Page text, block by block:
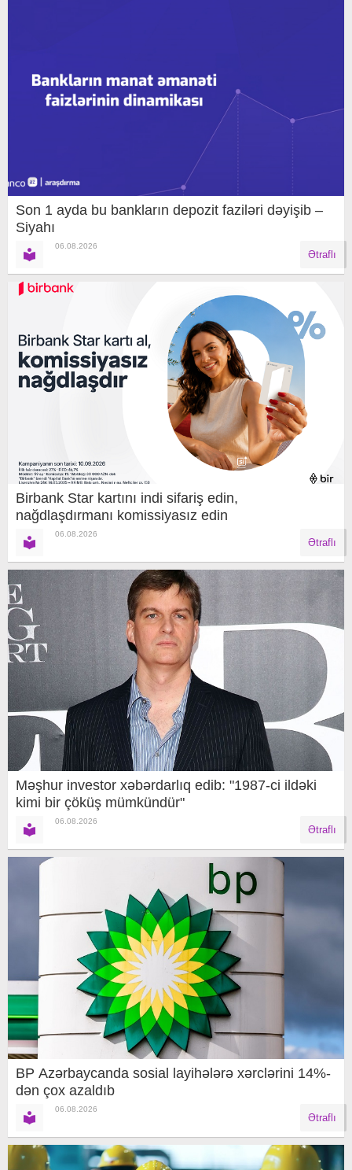
Son 1 ayda bu bankların depozit faziləri dəyişib –
Siyahı
06.08.2026
Ətraflı
Birbank Star kartını indi sifariş edin,
nağdlaşdırmanı komissiyasız edin
06.08.2026
Ətraflı
Məşhur investor xəbərdarlıq edib: "1987-ci ildəki
kimi bir çöküş mümkündür"
06.08.2026
Ətraflı
BP Azərbaycanda sosial layihələrə xərclərini 14%-
dən çox azaldıb
06.08.2026
Ətraflı